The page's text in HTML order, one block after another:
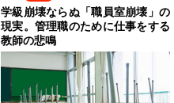
学級崩壊ならぬ「職員室崩壊」の
現実。管理職のために仕事をする
教師の悲鳴